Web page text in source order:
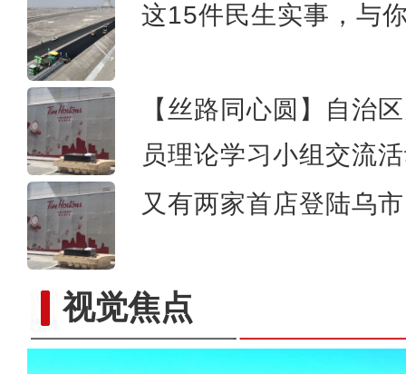
这15件民生实事，与
【丝路同心圆】自治
员理论学习小组交流
又有两家首店登陆乌
视觉焦点新疆喀什古城日接待游客